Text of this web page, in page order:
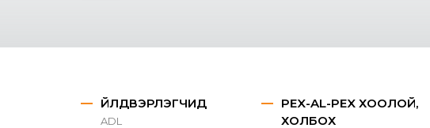
PEX-AL-PEX ХООЛОЙ,
ХОЛБОХ
ҮЙЛДВЭРЛЭГЧИД
ADL